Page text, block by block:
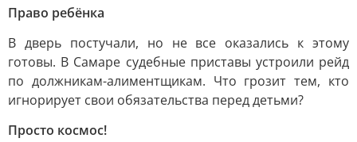
Право ребёнка
В дверь постучали, но не все оказались к этому
готовы. В Самаре судебные приставы устроили рейд
по должникам-алиментщикам. Что грозит тем, кто
игнорирует свои обязательства перед детьми?
Просто космос!